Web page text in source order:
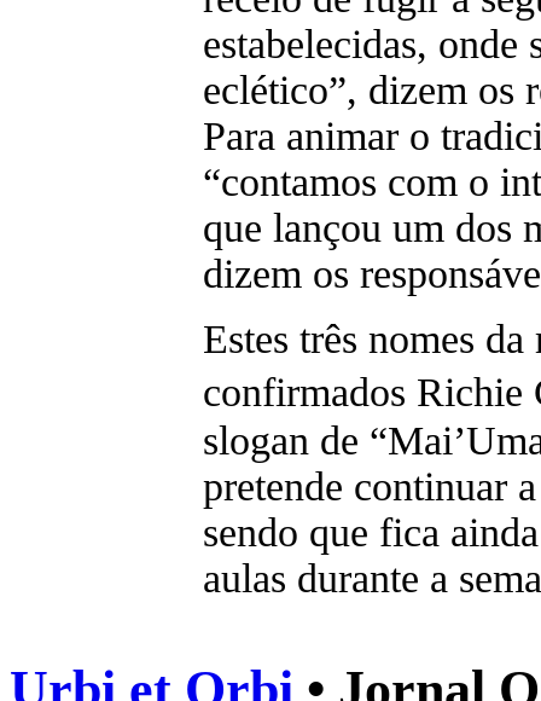
estabelecidas, onde
eclético”, dizem os
Para animar o
“contamos com o
que lançou um dos
dizem os
Estes três nomes
confirmados
slogan de
pretende continuar
sendo que fica
aulas durante a